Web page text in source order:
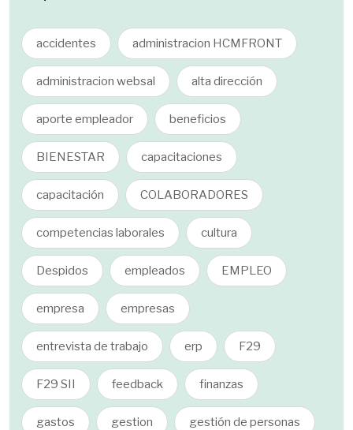
accidentes administracion HCMFRONT
administracion websal alta dirección
aporte empleador beneficios
BIENESTAR capacitaciones
capacitación COLABORADORES
competencias laborales cultura
Despidos empleados EMPLEO
empresa empresas
entrevista de trabajo erp F29
F29 SII feedback finanzas
gastos gestion gestión de personas